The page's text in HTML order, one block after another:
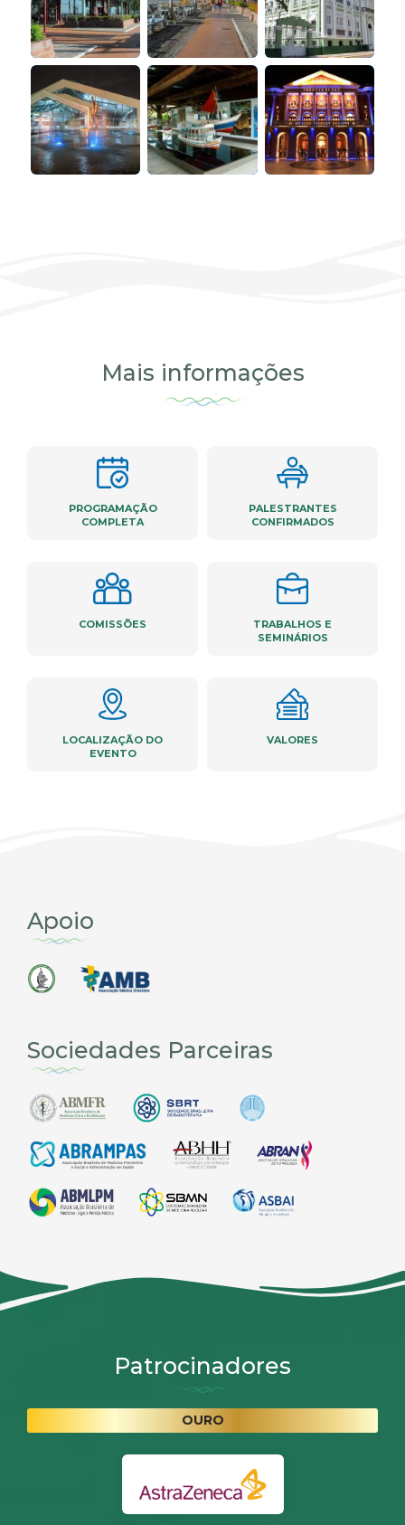
Mais informações
PROGRAMAÇÃO
COMPLETA
PALESTRANTES
CONFIRMADOS
COMISSÕES
TRABALHOS E
SEMINÁRIOS
LOCALIZAÇÃO DO
EVENTO
VALORES
Apoio
Sociedades Parceiras
Patrocinadores
OURO